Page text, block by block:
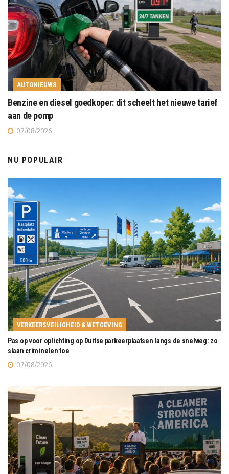
AUTONIEUWS
Benzine en diesel goedkoper: dit scheelt het nieuwe tarief
aan de pomp
07/08/2026
NU POPULAIR
VERKEERSVEILIGHEID & WETGEVING
Pas op voor oplichting op Duitse parkeerplaatsen langs de snelweg: zo
slaan criminelen toe
07/08/2026